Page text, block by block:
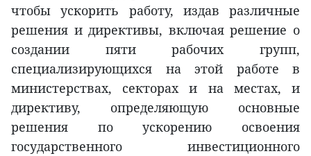
чтобы ускорить работу, издав различные
решения и директивы, включая решение о
создании пяти рабочих групп,
специализирующихся на этой работе в
министерствах, секторах и на местах, и
директиву, определяющую основные
решения по ускорению освоения
государственного инвестиционного